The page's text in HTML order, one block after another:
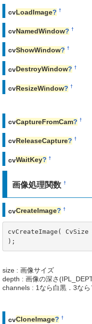
cvLoadImage? †
cvNamedWindow? †
cvShowWindow? †
cvDestroyWindow? †
cvResizeWindow? †
cvCaptureFromCam? †
cvReleaseCapture? †
cvWaitKey? †
画像処理関数†
cvCreateImage? †
cvCreateImage(
);
size : 画像サイズ
depth : 画像の深さ
channels : 1なら白黒．3なら
cvCloneImage? †